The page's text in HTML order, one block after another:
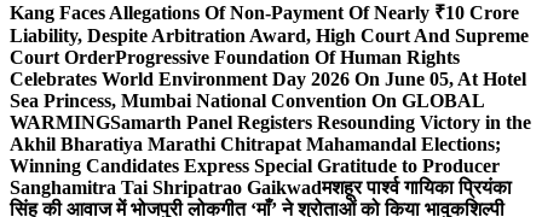
Kang Faces Allegations Of Non-Payment Of Nearly ₹10 Crore
Liability, Despite Arbitration Award, High Court And Supreme
Court OrderProgressive Foundation Of Human Rights
Celebrates World Environment Day 2026 On June 05, At Hotel
Sea Princess, Mumbai National Convention On GLOBAL
WARMINGSamarth Panel Registers Resounding Victory in the
Akhil Bharatiya Marathi Chitrapat Mahamandal Elections;
Winning Candidates Express Special Gratitude to Producer
Sanghamitra Tai Shripatrao Gaikwadमशहूर पार्श्व गायिका प्रियंका
सिंह की आवाज में भोजपुरी लोकगीत ‘माँ’ ने श्रोताओं को किया भावुकशिल्पी